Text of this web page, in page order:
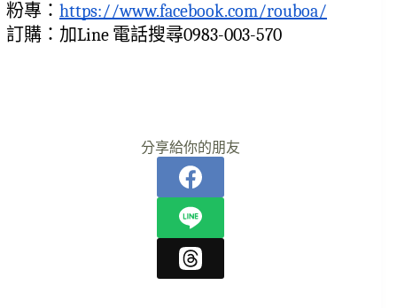
粉專： https://www.facebook.com/rouboa/
訂購：加Line 電話搜尋0983-003-570
分享給你的朋友